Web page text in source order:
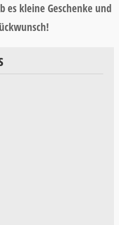
es kleine Geschenke und